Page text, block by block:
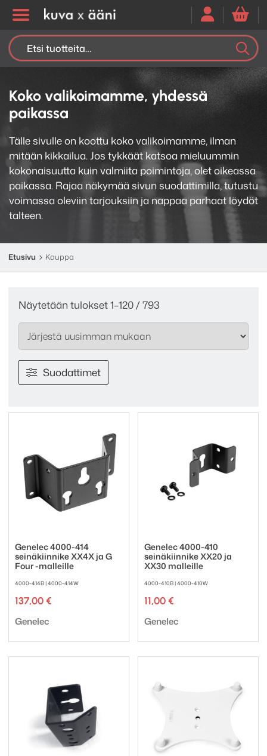
Etsi:
Koko valikoimamme, yhdessä
paikassa
Tälle sivulle on koottu koko valikoimamme, ilman
mitään kikkailua. Jos tykkäät katsoa mieluummin
kokonaisuutta kuin valmiita poimintoja, olet oikeassa
paikassa. Rajaa näkymää sivun suodattimilla, tutustu
voimassa oleviin tarjouksiin ja nappaa parhaat löydöt
talteen.
Etusivu Kauppa
Näytetään tulokset 1–120 / 793
by
Suodattimet
Genelec 4000-414
seinäkiinnike XX4X ja G
Four -malleille
4000-414B | 4000-414W
137,00 €
Tuotemerkki:
Genelec
Genelec 4000-410
seinäkiinnike XX20 ja
XX30 malleille
4000-410B | 4000-410W
11,00 €
Tuotemerkki:
Genelec